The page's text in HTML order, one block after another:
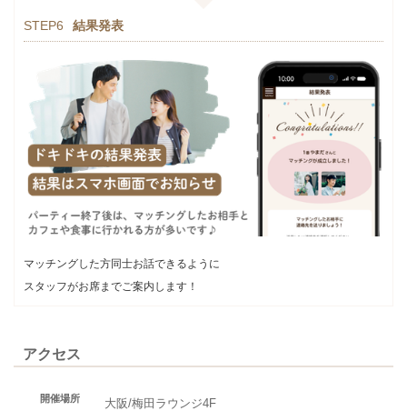
STEP6 結果発表
マッチングした方同士お話できるように
スタッフがお席までご案内します！
アクセス
開催場所
大阪/梅田ラウンジ4F